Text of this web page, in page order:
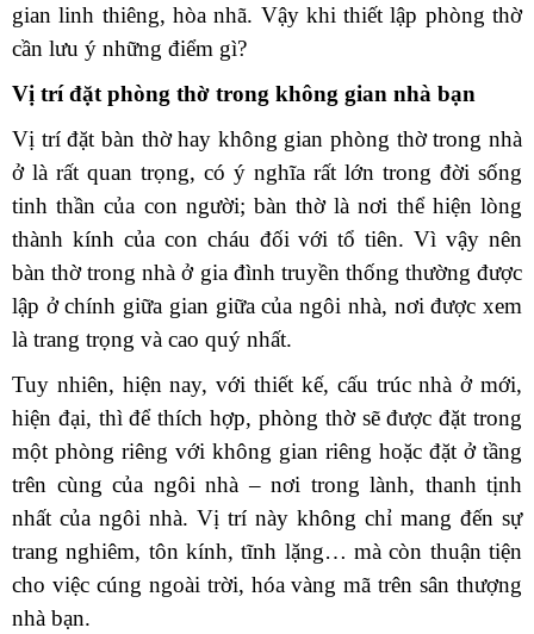
gian linh thiêng, hòa nhã. Vậy khi thiết lập phòng thờ
cần lưu ý những điểm gì?
Vị trí đặt phòng thờ trong không gian nhà bạn
Vị trí đặt bàn thờ hay không gian phòng thờ trong nhà
ở là rất quan trọng, có ý nghĩa rất lớn trong đời sống
tinh thần của con người; bàn thờ là nơi thể hiện lòng
thành kính của con cháu đối với tổ tiên. Vì vậy nên
bàn thờ trong nhà ở gia đình truyền thống thường được
lập ở chính giữa gian giữa của ngôi nhà, nơi được xem
là trang trọng và cao quý nhất.
Tuy nhiên, hiện nay, với thiết kế, cấu trúc nhà ở mới,
hiện đại, thì để thích hợp, phòng thờ sẽ được đặt trong
một phòng riêng với không gian riêng hoặc đặt ở tầng
trên cùng của ngôi nhà – nơi trong lành, thanh tịnh
nhất của ngôi nhà. Vị trí này không chỉ mang đến sự
trang nghiêm, tôn kính, tĩnh lặng… mà còn thuận tiện
cho việc cúng ngoài trời, hóa vàng mã trên sân thượng
nhà bạn.